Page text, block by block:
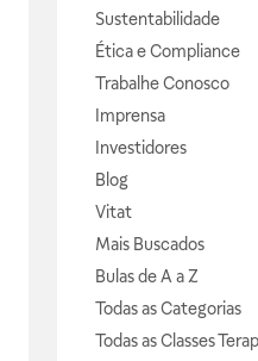
Sustentabilidade
Ética e Compliance
Trabalhe Conosco
Imprensa
Investidores
Blog
Vitat
Mais Buscados
Bulas de A a Z
Todas as Categorias
Todas as Classes